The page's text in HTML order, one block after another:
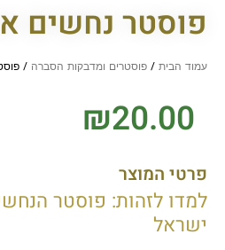
פוסטר נחשים
עמוד הבית / פוסטרים ומדבקות הסברה /
₪20.00
פרטי המוצר
למדו לזהות: פוסטר
ישראל